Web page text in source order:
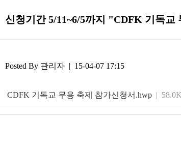
신청기간 5/11~6/5까지 "CDFK 기독교
Posted By 관리자 | 15-04-07 17:15
CDFK 기독교 무용 축제 참가신청서.hwp |